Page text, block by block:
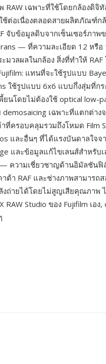
RAW เฉพาะที่ใช้โดยกล้องดิจิทั
ช้ต่อเนื่องตลอดสายผลิตภัณฑ์กล้
จับข้อมูลดิบจากเซ็นเซอร์ภาพ
— ที่ความละเอียด 12 หรื
วลผลในกล้อง สิ่งที่ทำให้
แทนที่จะใช้รูปแบบ
ใช้รูปแบบ 6x6 แบบกึ่งสุ่มที่กร
นโดยไม่ต้องใช้ optical low-
เฉพาะที่แตกต่าง
ครอบคลุมรวมถึงโหมด Film
และอื่นๆ ที่ได้แรงบันดาลใจ
และข้อมูลแก้ไขเลนส์สำหรับเ
— ความเชี่ยวชาญด้านอิมัลชันฟิ
า RAF และช่างภาพสามารถส
งถ่ายได้โดยไม่สูญเสียคุณภาพ
RAW Studio ของ Fujifilm เอ